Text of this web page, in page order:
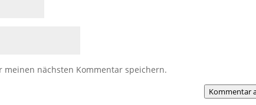
meinen nächsten Kommentar speichern.
Kommentar